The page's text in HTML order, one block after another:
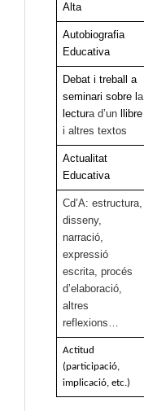
Alta
Autobiografia
Educativa
Debat i treball a
seminari sobre l a
lectura d’un llibre
i altres textos
Actualitat
Educativa
Cd’A: estructura,
disseny,
narració,
expressió
escrita, procés
d’elaboració,
altres
reflexions…
Actitud
(participació,
implicació, etc.)